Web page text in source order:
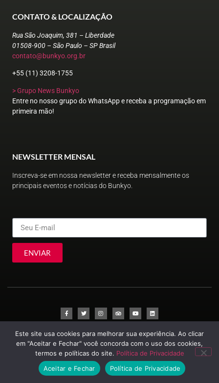
CONTATO & LOCALIZAÇÃO
Rua São Joaquim, 381 – Liberdade
01508-900 – São Paulo – SP Brasil
contato@bunkyo.org.br
+55 (11) 3208-1755
> Grupo News Bunkyo
Entre no nosso grupo do WhatsApp e receba a programação em
primeira mão!
NEWSLETTER MENSAL
Inscreva-se em nossa newsletter e receba mensalmente os
principais eventos e notícias do Bunkyo.
ENVIAR
© Sociedade Brasileira de Cultura Japonesa e de Assistência Social
2023
Este site usa cookies para melhorar sua experiência. Ao clicar
em "Aceitar e Fechar" você concorda com o uso dos cookies,
termos e políticas do site. Política de Privacidade
Aceitar e Fechar
Política de Privacidade